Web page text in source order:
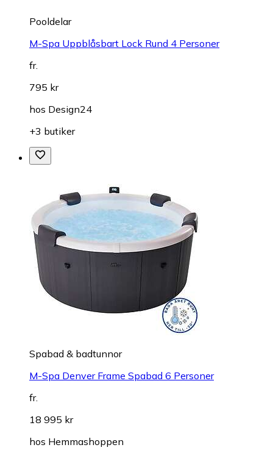
Pooldelar
M-Spa Uppblåsbart Lock Rund 4 Personer
fr.
795 kr
hos Design24
+3 butiker
Spabad & badtunnor
M-Spa Denver Frame Spabad 6 Personer
fr.
18 995 kr
hos Hemmashoppen